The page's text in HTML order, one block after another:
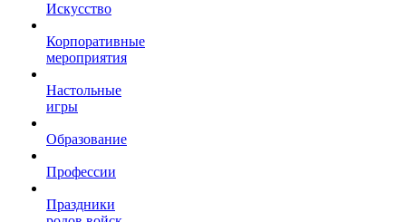
Искусство
Корпоративные
мероприятия
Настольные
игры
Образование
Профессии
Праздники